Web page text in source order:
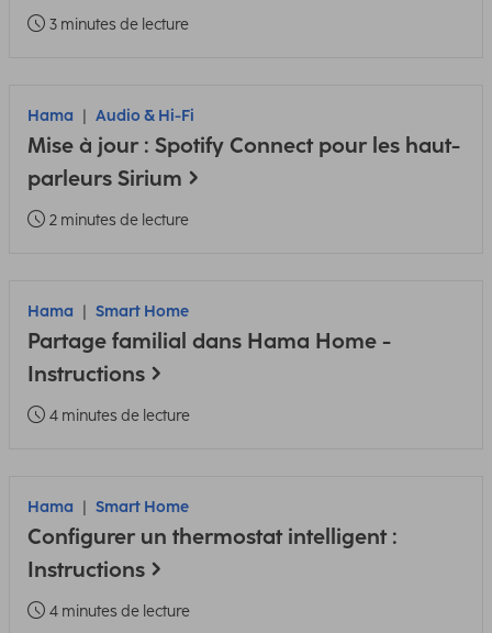
3 minutes de lecture
Hama Audio & Hi-Fi
Mise à jour : Spotify Connect pour les haut-
parleurs Sirium
2 minutes de lecture
Hama Smart Home
Partage familial dans Hama Home -
Instructions
4 minutes de lecture
Hama Smart Home
Configurer un thermostat intelligent :
Instructions
4 minutes de lecture